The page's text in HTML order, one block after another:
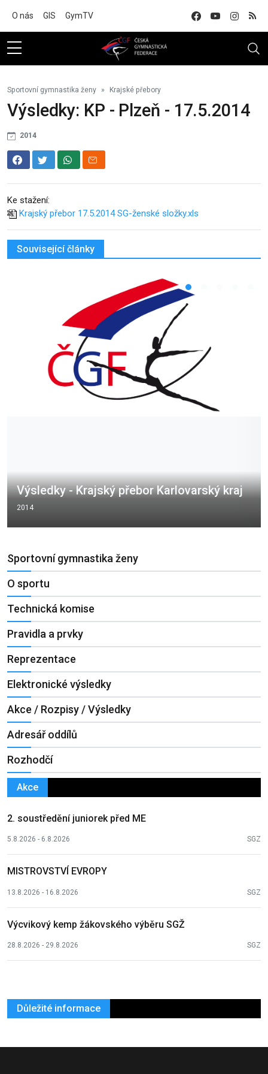
O nás GIS GymTV
Sportovní gymnastika ženy Krajské přebory
Výsledky: KP - Plzeň - 17.5.2014
2014
Ke stažení:
Krajský přebor 17.5.2014 SG-ženské složky.xls
Související články
Výsledky - Krajský přebor Karlovarský kraj
2014
Sportovní gymnastika ženy
O sportu
Technická komise
Pravidla a prvky
Reprezentace
Elektronické výsledky
Akce / Rozpisy / Výsledky
Adresář oddílů
Rozhodčí
Akce
2. soustředění juniorek před ME
5.8.2026 - 6.8.2026 SGZ
MISTROVSTVÍ EVROPY
13.8.2026 - 16.8.2026 SGZ
Výcvikový kemp žákovského výběru SGŽ
28.8.2026 - 29.8.2026 SGZ
Důležité informace